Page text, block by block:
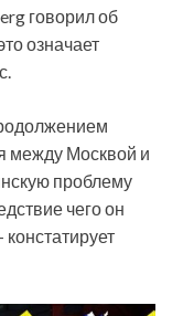
говорил об
означает
между Москвой и
проблему
чего он